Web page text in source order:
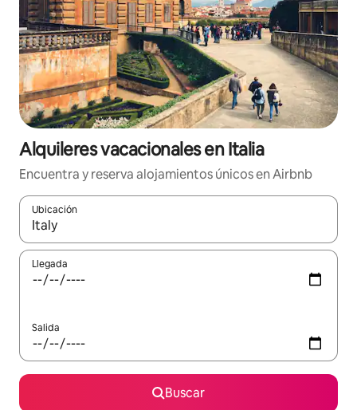
Alquileres vacacionales en Italia
Encuentra y reserva alojamientos únicos en Airbnb
Ubicación
Cuando los resultados estén disponibles, navega con las
Llegada
Salida
Buscar